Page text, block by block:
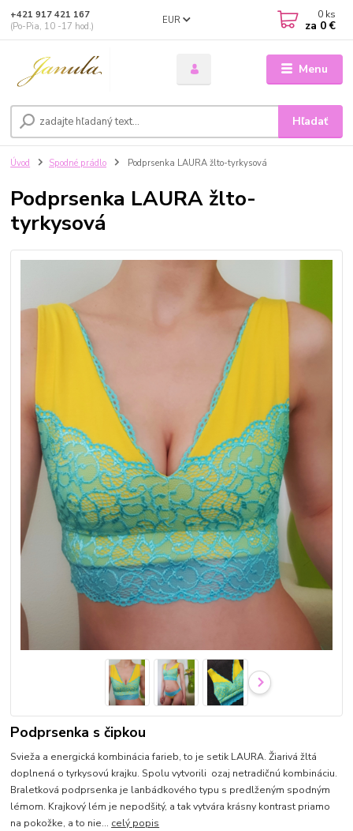
Menu
EUR
Hľadať
+421 917 421 167
(Po-Pia, 10 -17 hod.)
0 ks
za 0 €
Úvod Spodné prádlo Podprsenka LAURA žlto-tyrkysová
Podprsenka LAURA žlto-
tyrkysová
Podprsenka s čipkou
Svieža a energická kombinácia farieb, to je setik LAURA. Žiarivá žltá
doplnená o tyrkysovú krajku. Spolu vytvorili ozaj netradičnú kombináciu.
Braletková podprsenka je lanbádkového typu s predlženým spodným
lémom. Krajkový lém je nepodšitý, a tak vytvára krásny kontrast priamo
na pokožke, a to nie... celý popis